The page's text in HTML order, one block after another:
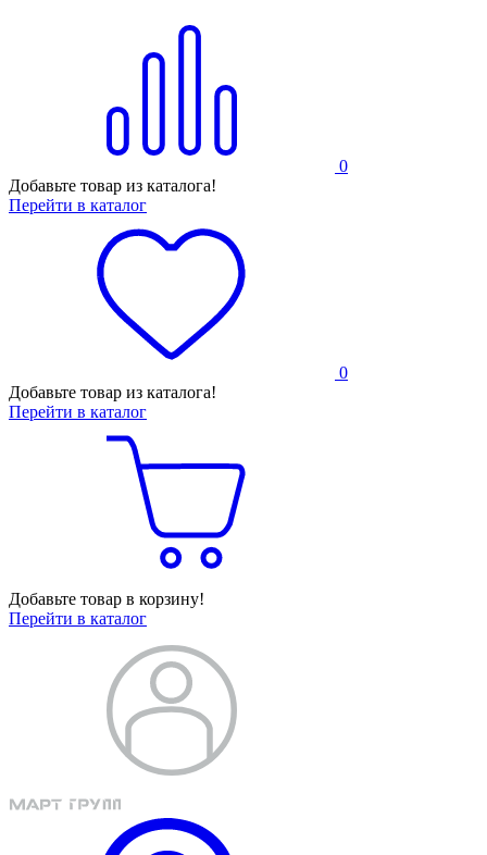
0
Добавьте товар из каталога!
Перейти в каталог
0
Добавьте товар из каталога!
Перейти в каталог
Добавьте товар в корзину!
Перейти в каталог